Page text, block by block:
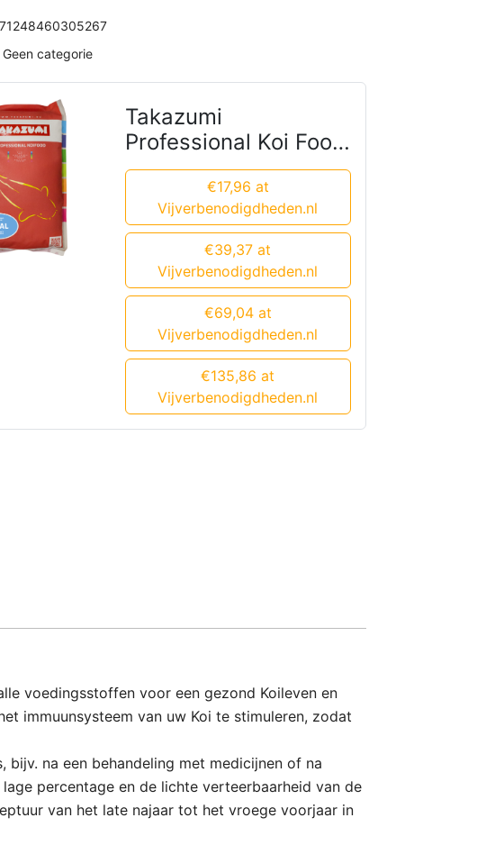
Geen categorie
Takazumi
Professional Koi Food
- Vital 10 kg
€17,96 at
Vijverbenodigdheden.nl
€39,37 at
Vijverbenodigdheden.nl
€69,04 at
Vijverbenodigdheden.nl
€135,86 at
Vijverbenodigdheden.nl
voedingsstoffen voor een gezond Koileven en
immuunsysteem van uw Koi te stimuleren, zodat
na een behandeling met medicijnen of na
percentage en de lichte verteerbaarheid van de
van het late najaar tot het vroege voorjaar in